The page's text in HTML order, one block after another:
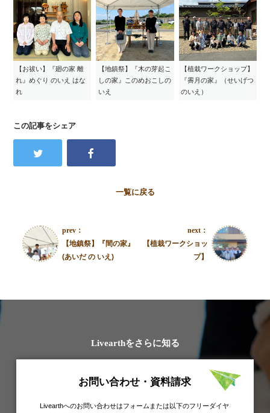
【お祓い】『廻の家 離
れ』めぐり のいえ はな
れ
【地鎮祭】『木の芽起こ
しの家』このめおこしの
いえ
【植栽ワークショップ】
『霽月の家』（せいげつ
のいえ）
この記事をシェア
一覧に戻る
prev：
【地鎮祭】『間の家』
(あいだ の いえ)
next：
【植栽ワークショッ
プ】
Livearthをさらに知る
お問い合わせ・資料請求
Livearthへのお問い合わせはフォームまたは以下のフリーダイヤ